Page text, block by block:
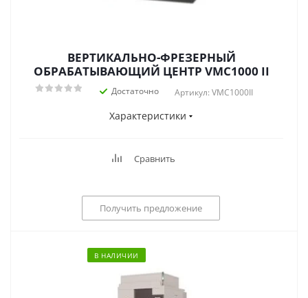
ВЕРТИКАЛЬНО-ФРЕЗЕРНЫЙ
ОБРАБАТЫВАЮЩИЙ ЦЕНТР VMC1000 II
Достаточно Артикул: VMC1000II
Характеристики
Сравнить
Получить предложение
В НАЛИЧИИ